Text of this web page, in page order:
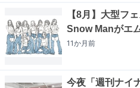
【8月】大型フ
Snow Manがエ
11か月前
今夜「週刊ナイ